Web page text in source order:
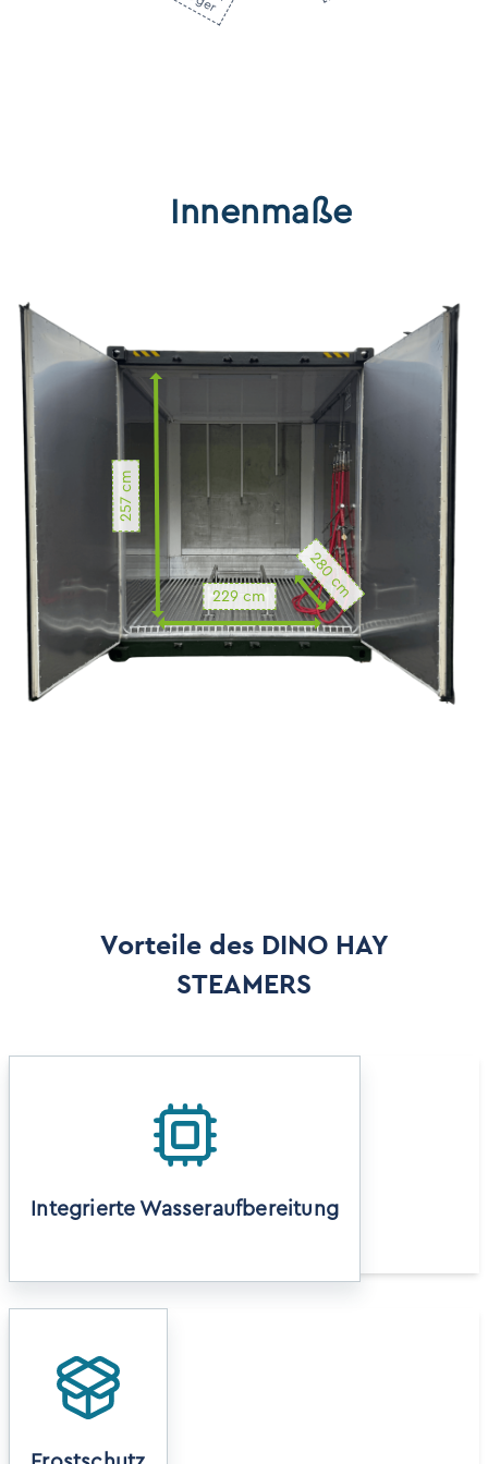
Innenmaße
257 cm
229 cm 280 cm
Vorteile des DINO HAY
STEAMERS
Integrierte Wasseraufbereitung
Die integrierte Enthärtungsanlage schützt den
Dampferzeuger, Leitungen und die Dampflanzen
vor Verkalkung.
Die Anlage verfügt über einen Frostwächter, der
die Anlage für Frostschäden schützt.